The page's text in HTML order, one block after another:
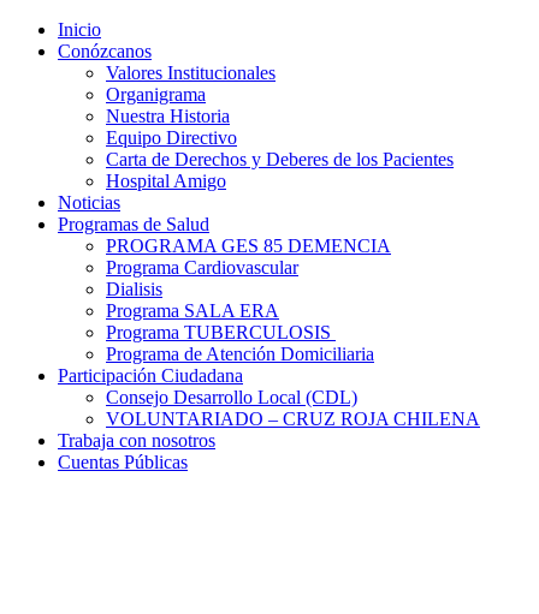
Inicio
Conózcanos
Valores Institucionales
Organigrama
Nuestra Historia
Equipo Directivo
Carta de Derechos y Deberes de los Pacientes
Hospital Amigo
Noticias
Programas de Salud
PROGRAMA GES 85 DEMENCIA
Programa Cardiovascular
Dialisis
Programa SALA ERA
Programa TUBERCULOSIS
Programa de Atención Domiciliaria
Participación Ciudadana
Consejo Desarrollo Local (CDL)
VOLUNTARIADO – CRUZ ROJA CHILENA
Trabaja con nosotros
Cuentas Públicas